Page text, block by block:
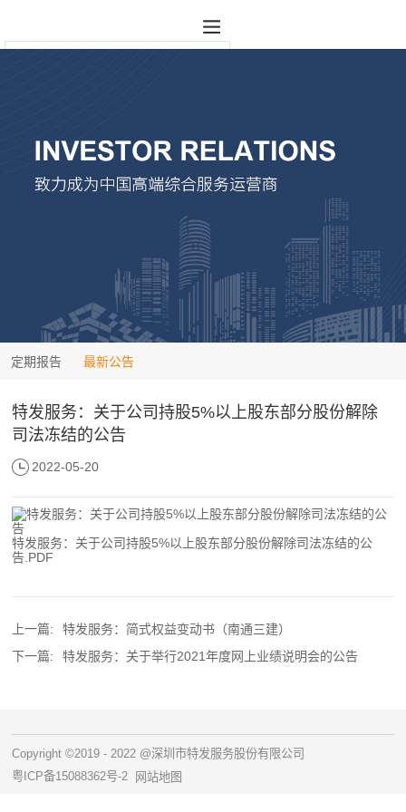
定期报告 最新公告
特发服务：关于公司持股5%以上股东部分股份解除
司法冻结的公告
2022-05-20
特发服务：关于公司持股5%以上股东部分股份解除司法冻结的公
告.PDF
上一篇:
特发服务：简式权益变动书（南通三建）
下一篇:
特发服务：关于举行2021年度网上业绩说明会的公告
Copyright ©2019 - 2022 @深圳市特发服务股份有限公司
粤ICP备15088362号-2
网站地图